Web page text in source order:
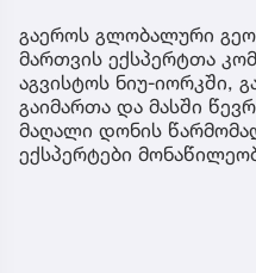
გაეროს გლობალური
მართვის ექსპერტთა
აგვისტოს ნიუ-იორკში,
გაიმართა და მასში
მაღალი დონის
ექსპერტები